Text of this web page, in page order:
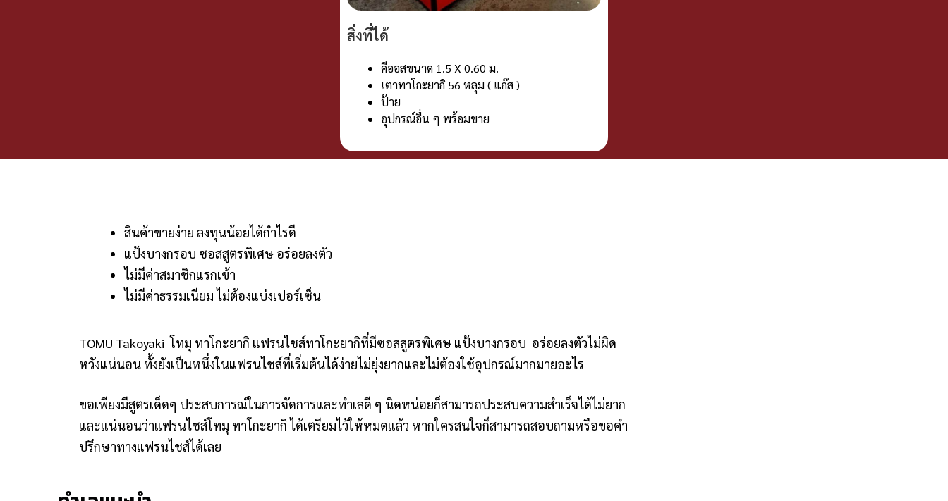
สิ่งที่ได้
คีออสขนาด 1.5 X 0.60 ม.
เตาทาโกะยากิ 56 หลุม ( แก๊ส )
ป้าย
อุปกรณ์อื่น ๆ พร้อมขาย
สินค้าขายง่าย ลงทุนน้อยได้กำไรดี
แป้งบางกรอบ ซอสสูตรพิเศษ อร่อยลงตัว
ไม่มีค่าสมาชิกแรกเข้า
ไม่มีค่าธรรมเนียม ไม่ต้องแบ่งเปอร์เซ็น
TOMU Takoyaki โทมุ ทาโกะยากิ แฟรนไชส์ทาโกะยากิที่มีซอสสูตรพิเศษ แป้งบางกรอบ อร่อยลงตัวไม่ผิด
หวังแน่นอน ทั้งยังเป็นหนึ่งในแฟรนไชส์ที่เริ่มต้นได้ง่ายไม่ยุ่งยากและไม่ต้องใช้อุปกรณ์มากมายอะไร
ขอเพียงมีสูตรเด็ดๆ ประสบการณ์ในการจัดการและทำเลดี ๆ นิดหน่อยก็สามารถประสบความสำเร็จได้ไม่ยาก
และแน่นอนว่าแฟรนไชส์โทมุ ทาโกะยากิ ได้เตรียมไว้ให้หมดแล้ว หากใครสนใจก็สามารถสอบถามหรือขอคำ
ปรึกษาทางแฟรนไชส์ได้เลย